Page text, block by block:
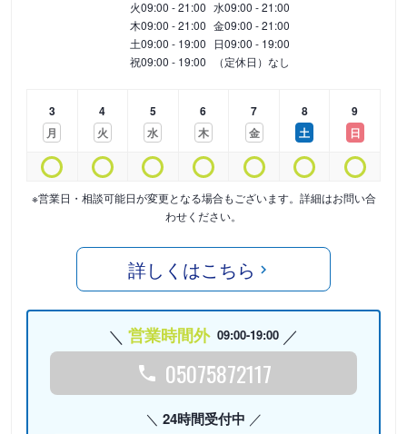
火09:00 - 21:00 水09:00 - 21:00
木09:00 - 21:00 金09:00 - 21:00
土09:00 - 19:00 日09:00 - 19:00
祝09:00 - 19:00 （定休日）なし
3
月
4
火
5
水
6
木
7
金
8
土
9
日
※営業日・相談可能日が変更となる場合もございます。詳細はお問い合
わせください。
詳しくはこちら
営業時間外 09:00-19:00
05075872117
24時間受付中